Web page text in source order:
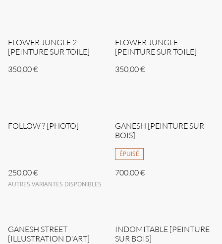
FLOWER JUNGLE 2
[PEINTURE SUR TOILE]
350,00 €
FLOWER JUNGLE
[PEINTURE SUR TOILE]
350,00 €
FOLLOW ? [PHOTO]
250,00 €
AUTRES VARIANTES DISPONIBLES
GANESH [PEINTURE SUR
BOIS]
ÉPUISÉ
700,00 €
GANESH STREET
[ILLUSTRATION D'ART]
INDOMITABLE [PEINTURE
SUR BOIS]